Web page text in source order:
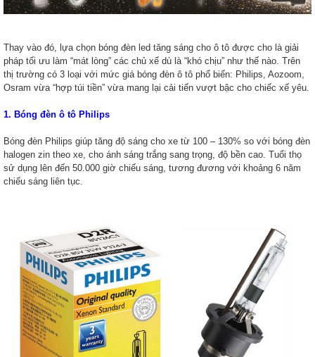
Thay vào đó, lựa chọn bóng đèn led tăng sáng cho ô tô được cho là giải
pháp tối ưu làm “mát lòng” các chủ xế dù là “khó chịu” như thế nào. Trên
thị trường có 3 loại với mức giá bóng đèn ô tô phổ biến: Philips, Aozoom,
Osram vừa “hợp túi tiền” vừa mang lại cải tiến vượt bậc cho chiếc xế yêu.
1. Bóng đèn ô tô Philips
Bóng đèn Philips giúp tăng độ sáng cho xe từ 100 – 130% so với bóng đèn
halogen zin theo xe, cho ánh sáng trắng sang trọng, độ bền cao. Tuổi thọ
sử dụng lên đến 50.000 giờ chiếu sáng, tương đương với khoảng 6 năm
chiếu sáng liên tục.